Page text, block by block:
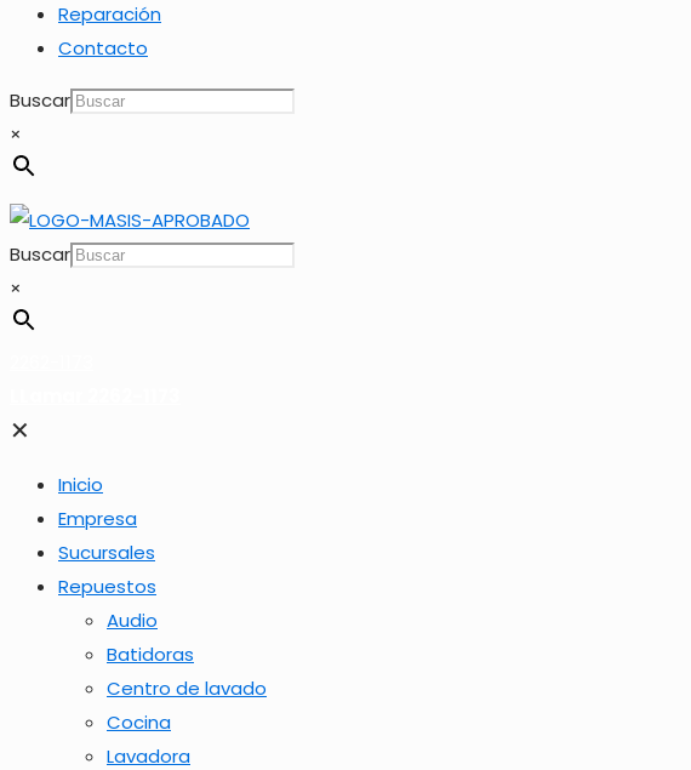
Reparación
Contacto
Buscar
×
Buscar
×
✕
Inicio
Empresa
Sucursales
Repuestos
Audio
Batidoras
Centro de lavado
Cocina
Lavadora